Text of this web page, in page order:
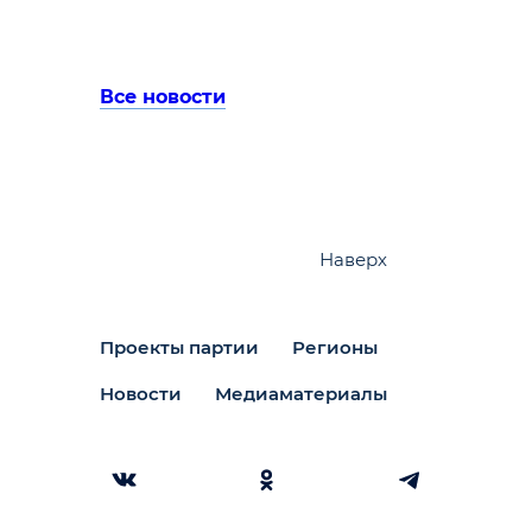
Все новости
Проекты партии Регионы
Новости Медиаматериалы
Наверх